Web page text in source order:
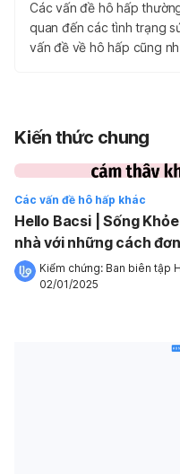
Các vấn đề hô hấp
quan đến các tình trạng
vấn đề về hô hấp cũng
Kiến thức chung
Các vấn đề hô hấp khác
Hello Bacsi | Sống
nhà với những cách
Kiểm chứng: Ban biên tập
02/01/2025